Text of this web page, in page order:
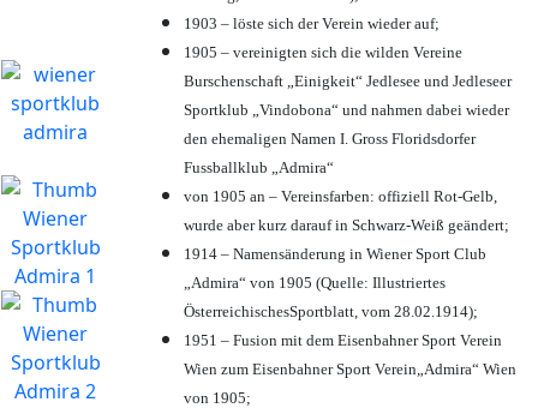
1903 – löste sich der Verein wieder auf;
1905 – vereinigten sich die wilden Vereine
Burschenschaft „Einigkeit“ Jedlesee und Jedleseer
Sportklub „Vindobona“ und nahmen dabei wieder
den ehemaligen Namen I. Gross Floridsdorfer
Fussballklub „Admira“
von 1905 an – Vereinsfarben: offiziell Rot-Gelb,
wurde aber kurz darauf in Schwarz-Weiß geändert;
1914 – Namensänderung in Wiener Sport Club
„Admira“ von 1905 (Quelle: Illustriertes
ÖsterreichischesSportblatt, vom 28.02.1914);
1951 – Fusion mit dem Eisenbahner Sport Verein
Wien zum Eisenbahner Sport Verein„Admira“ Wien
von 1905;